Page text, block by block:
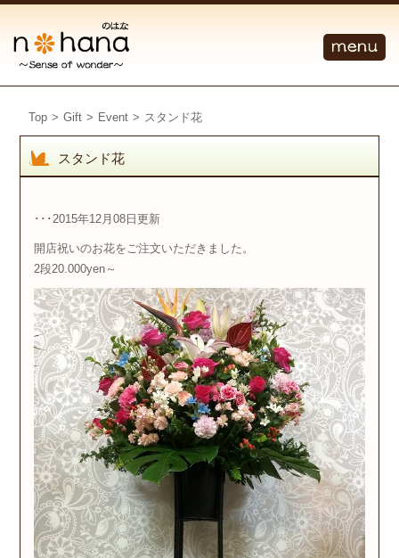
Top > Gift > Event > スタンド花
スタンド花
･･･2015年12月08日更新
開店祝いのお花をご注文いただきました。
2段20.000yen～